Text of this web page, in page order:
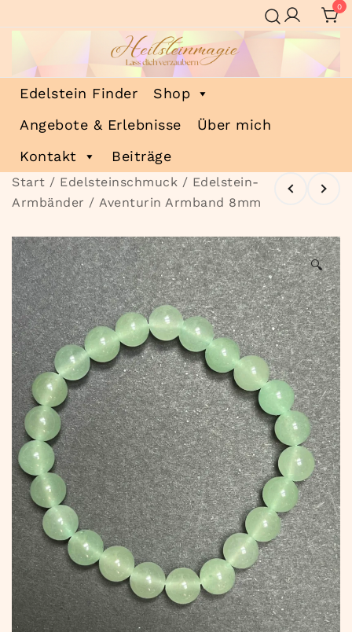
Inhalt
0
Heilsteinmagie
Lass dich verzaubern
Edelstein Finder
Shop
Angebote & Erlebnisse
Über mich
Kontakt
Beiträge
Start / Edelsteinschmuck / Edelstein-
Armbänder / Aventurin Armband 8mm
🔍